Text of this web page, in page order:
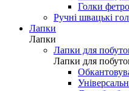
Голки
Ручні швацькі
Лапки
Лапки
Лапки для
Лапки для